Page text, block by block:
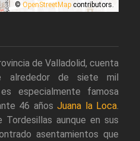
© OpenStreetMap contributors.
de Valladolid, cuenta
alrededor de siete mil
especialmente famosa
46 añosJuana la Loca.
aunque en sus
asentamientos que